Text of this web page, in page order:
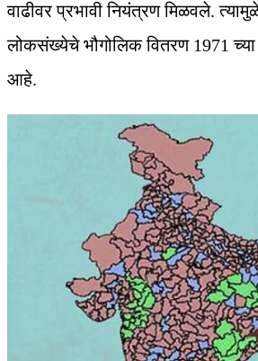
वाढीवर प्रभावी नियंत्रण मिळवले.
लोकसंख्येचे भौगोलिक वितरण 1971
आहे.